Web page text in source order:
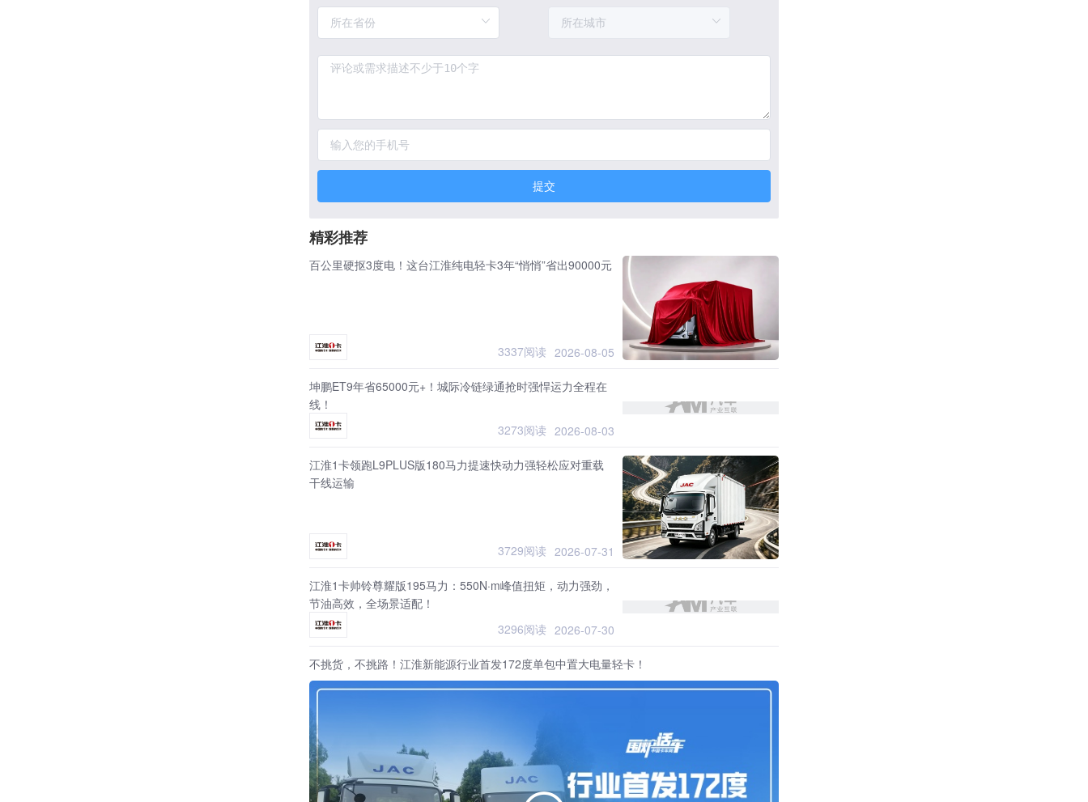
提交
精彩推荐
百公里硬抠3度电！这台江淮纯电轻卡3年“悄悄”省出90000元
3337阅读 2026-08-05
坤鹏ET9年省65000元+！城际冷链绿通抢时强悍运力全程在
线！
3273阅读 2026-08-03
江淮1卡领跑L9PLUS版180马力提速快动力强轻松应对重载
干线运输
3729阅读 2026-07-31
江淮1卡帅铃尊耀版195马力：550N·m峰值扭矩，动力强劲，
节油高效，全场景适配！
3296阅读 2026-07-30
不挑货，不挑路！江淮新能源行业首发172度单包中置大电量轻卡！